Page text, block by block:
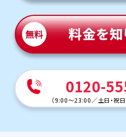
0120-
（9:00～23:00 ／土日・祝